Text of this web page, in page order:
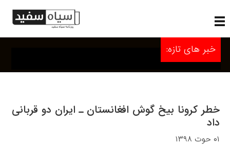
خبر های تازه:
خطر کرونا بیخ گوش افغانستان ـ ایران دو قربانی
داد
۰۱ حوت ۱۳۹۸